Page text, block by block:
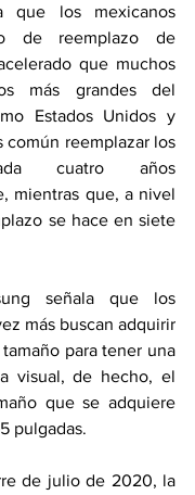
que los mexicanos
de reemplazo de
que muchos
más grandes del
Estados Unidos y
común reemplazar los
cuatro años
mientras que, a nivel
se hace en siete
señala que los
más buscan adquirir
para tener una
visual, de hecho, el
que se adquiere
pulgadas.
de julio de 2020, la